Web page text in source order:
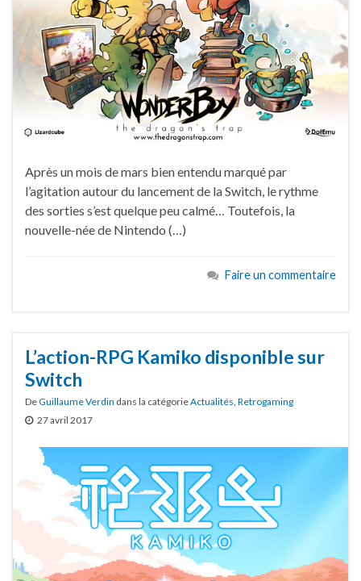
Après un mois de mars bien entendu marqué par
l’agitation autour du lancement de la Switch, le rythme
des sorties s’est quelque peu calmé… Toutefois, la
nouvelle-née de Nintendo (…)
Faire un commentaire
L’action-RPG Kamiko disponible sur
Switch
DeGuillaume Verdin dans la catégorieActualités Retrogaming
27 avril 2017